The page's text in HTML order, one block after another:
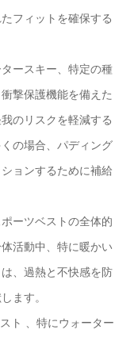
フィットを確保する
ースキー、特定の種
撃保護機能を備えた
のリスクを軽減する
の場合、パディング
ョンするために補給
ーツベストの全体的
活動中、特に暖かい
、過熱と不快感を防
ます。
ト
、特にウォーター